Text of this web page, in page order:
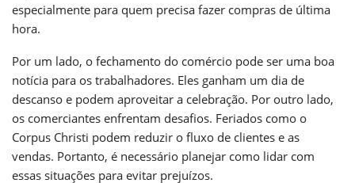
especialmente para quem precisa fazer compras de última
hora.
Por um lado, o fechamento do comércio pode ser uma boa
notícia para os trabalhadores. Eles ganham um dia de
descanso e podem aproveitar a celebração. Por outro lado,
os comerciantes enfrentam desafios. Feriados como o
Corpus Christi podem reduzir o fluxo de clientes e as
vendas. Portanto, é necessário planejar como lidar com
essas situações para evitar prejuízos.